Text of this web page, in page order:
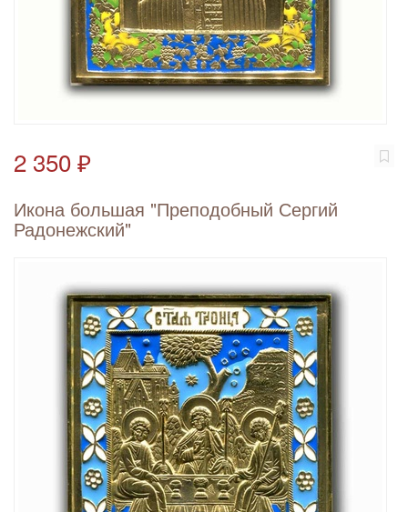
2 350 ₽
Икона большая "Преподобный Сергий
Радонежский"